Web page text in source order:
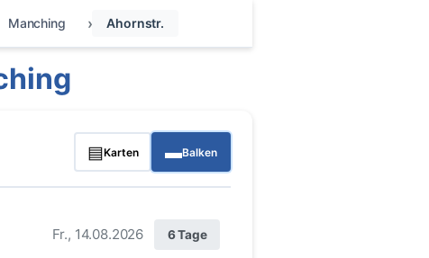
Manching Ahornstr.
▤Karten ▬Balken
Fr., 14.08.2026 6 Tage